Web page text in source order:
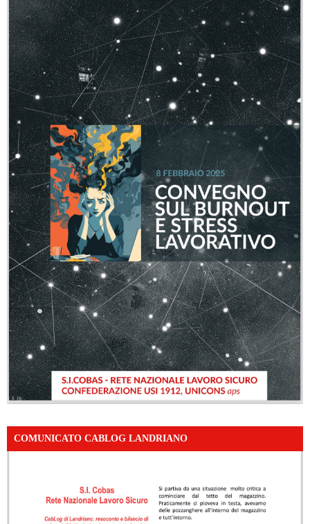
COMUNICATO CABLOG LANDRIANO